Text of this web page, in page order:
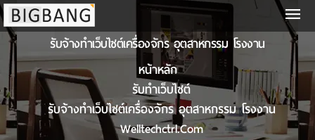
รับจ้างทำเว็บไซต์เครื่องจักร อุตสาหกรรม โรงงาน
หน้าหลัก
รับทําเว็บไซต์
รับจ้างทำเว็บไซต์เครื่องจักร อุตสาหกรรม โรงงาน
Welltechctrl.com